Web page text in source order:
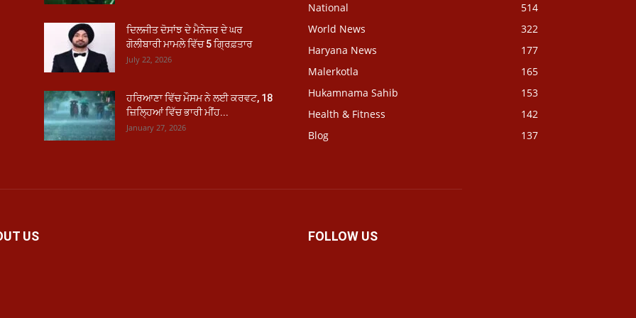
ਦਿਲਜੀਤ ਦੋਸਾਂਝ ਦੇ ਮੈਨੇਜਰ ਦੇ ਘਰ
ਗੋਲੀਬਾਰੀ ਮਾਮਲੇ ਵਿੱਚ 5 ਗ੍ਰਿਫ਼ਤਾਰ
July 22, 2026
ਹਰਿਆਣਾ ਵਿੱਚ ਮੌਸਮ ਨੇ ਲਈ ਕਰਵਟ, 18
ਜ਼ਿਲ੍ਹਿਆਂ ਵਿੱਚ ਭਾਰੀ ਮੀਂਹ...
January 27, 2026
National
514
World News
322
Haryana News
177
Malerkotla
165
Hukamnama Sahib
153
Health & Fitness
142
Blog
137
US FOLLOW US